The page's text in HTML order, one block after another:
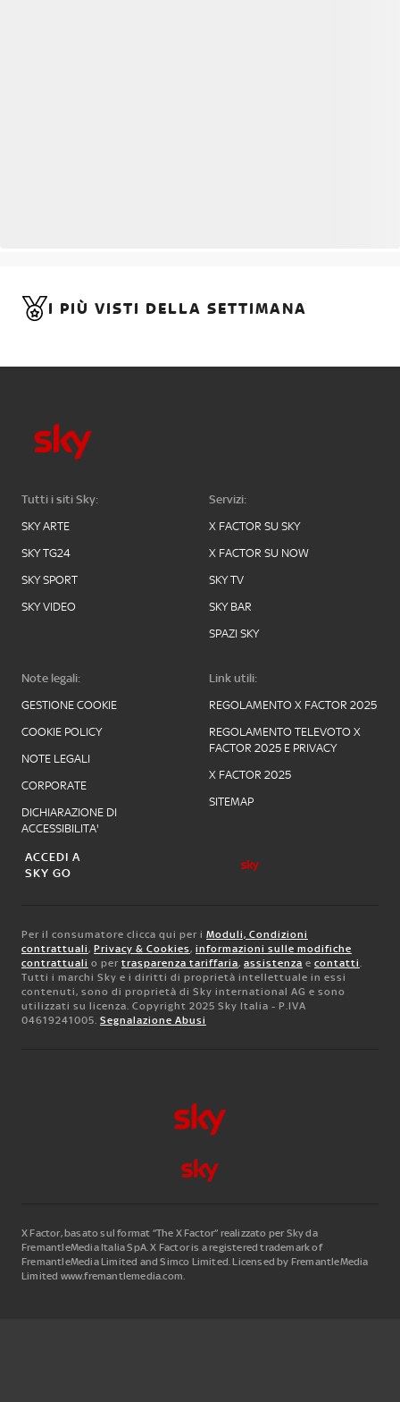
I PIÙ VISTI DELLA SETTIMANA
Tutti i siti Sky:
SKY ARTE
SKY TG24
SKY SPORT
SKY VIDEO
Servizi:
X FACTOR SU SKY
X FACTOR SU NOW
SKY TV
SKY BAR
SPAZI SKY
Note legali:
GESTIONE COOKIE
COOKIE POLICY
NOTE LEGALI
CORPORATE
DICHIARAZIONE DI
ACCESSIBILITA'
Link utili:
REGOLAMENTO X FACTOR 2025
REGOLAMENTO TELEVOTO X
FACTOR 2025 E PRIVACY
X FACTOR 2025
SITEMAP
ACCEDI A
SKY GO
Per il consumatore clicca qui per i Moduli, Condizioni
contrattuali, Privacy & Cookies, informazioni sulle modifiche
contrattuali o per trasparenza tariffaria, assistenza e contatti.
Tutti i marchi Sky e i diritti di proprietà intellettuale in essi
contenuti, sono di proprietà di Sky international AG e sono
utilizzati su licenza. Copyright 2025 Sky Italia - P.IVA
04619241005. Segnalazione Abusi
X Factor, basato sul format “The X Factor” realizzato per Sky da
FremantleMedia Italia SpA.X Factor is a registered trademark of
FremantleMedia Limited and Simco Limited. Licensed by FremantleMedia
Limited www.fremantlemedia.com.